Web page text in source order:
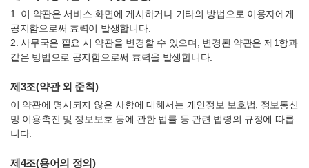
1. 이 약관은 서비스 화면에 게시하거나 기타의 방법으로 이용자에게
공지함으로써 효력이 발생합니다.
2. 사무국은 필요 시 약관을 변경할 수 있으며, 변경된 약관은 제1항과
같은 방법으로 공지함으로써 효력을 발생합니다.
제3조(약관 외 준칙)
이 약관에 명시되지 않은 사항에 대해서는 개인정보 보호법, 정보통신
망 이용촉진 및 정보보호 등에 관한 법률 등 관련 법령의 규정에 따릅
니다.
제4조(용어의 정의)